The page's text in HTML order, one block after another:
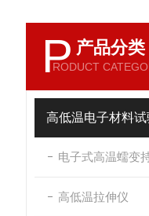
P 产品分类
RODUCT
高低温电子材料
电子式高温蠕变
高低温拉伸仪